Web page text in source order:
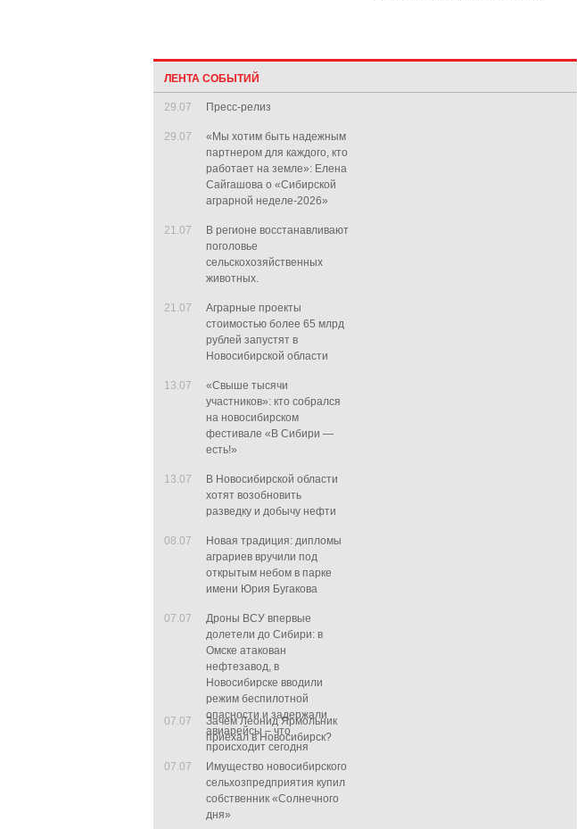
ЛЕНТА СОБЫТИЙ
29.07 Пресс-релиз
29.07
«Мы хотим быть надежным
партнером для каждого, кто
работает на земле»: Елена
Сайгашова о «Сибирской
аграрной неделе-2026»
21.07
В регионе восстанавливают
поголовье
сельскохозяйственных
животных.
21.07
Аграрные проекты
стоимостью более 65 млрд
рублей запустят в
Новосибирской области
13.07
«Свыше тысячи
участников»: кто собрался
на новосибирском
фестивале «В Сибири —
есть!»
13.07
В Новосибирской области
хотят возобновить
разведку и добычу нефти
08.07
Новая традиция: дипломы
аграриев вручили под
открытым небом в парке
имени Юрия Бугакова
07.07
Дроны ВСУ впервые
долетели до Сибири: в
Омске атакован
нефтезавод, в
Новосибирске вводили
режим беспилотной
опасности и задержали
авиарейсы – что
происходит сегодня
07.07
Зачем Леонид Ярмольник
приехал в Новосибирск?
07.07
Имущество новосибирского
сельхозпредприятия купил
собственник «Солнечного
дня»